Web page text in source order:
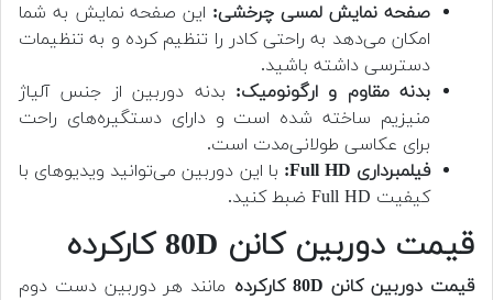
صفحه نمایش لمسی چرخشی: این صفحه نمایش به شما
امکان می‌دهد به راحتی کادر را تنظیم کرده و به تنظیمات
دسترسی داشته باشید.
بدنه مقاوم و ارگونومیک: بدنه دوربین از جنس آلیاژ
منیزیم ساخته شده است و دارای دستگیره‌های راحت
برای عکاسی طولانی‌مدت است.
فیلمبرداری Full HD:
با این دوربین می‌توانید ویدیوهای با
کیفیت Full HD ضبط کنید.
قیمت دوربین کانن 80D کارکرده
قیمت دوربین کانن 80D کارکرده
مانند هر دوربین دست دوم